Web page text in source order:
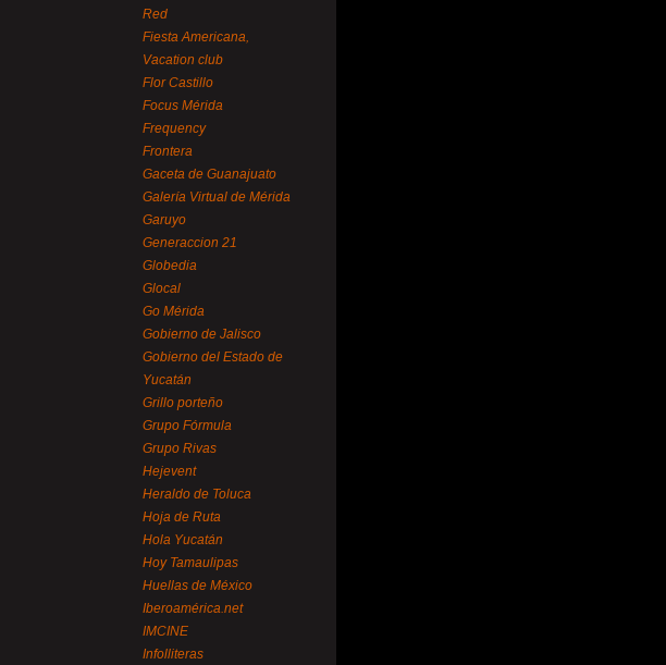
Red
Fiesta Americana,
Vacation club
Flor Castillo
Focus Mérida
Frequency
Frontera
Gaceta de Guanajuato
Galería Virtual de Mérida
Garuyo
Generaccion 21
Globedia
Glocal
Go Mérida
Gobierno de Jalisco
Gobierno del Estado de
Yucatán
Grillo porteño
Grupo Fórmula
Grupo Rivas
Hejevent
Heraldo de Toluca
Hoja de Ruta
Hola Yucatán
Hoy Tamaulipas
Huellas de México
Iberoamérica.net
IMCINE
Infolliteras